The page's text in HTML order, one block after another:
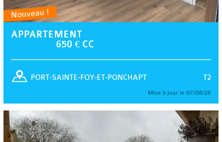
Nouveau !
APPARTEMENT
650 € CC
T2
PORT-SAINTE-FOY-ET-PONCHAPT
Mise à jour le 07/08/26